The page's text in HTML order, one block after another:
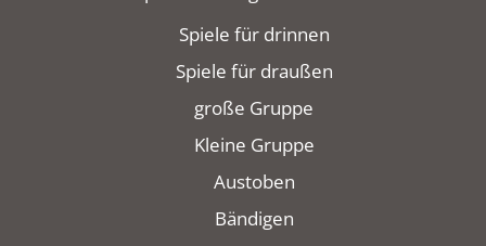
Spiele für drinnen
Spiele für draußen
große Gruppe
Kleine Gruppe
Austoben
Bändigen